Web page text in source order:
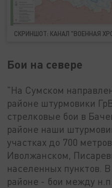
СКРИНШОТ: КАНАЛ "ВОЕННАЯ
Бои на севере
"На Сумском
районе штурмовики
стрелковые бои в
районе наши
участках до 700
Иволжанском,
населенных пунктов.
районе - бои между